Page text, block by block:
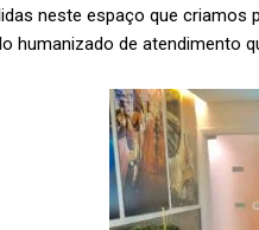
neste espaço que
humanizado de atendimento